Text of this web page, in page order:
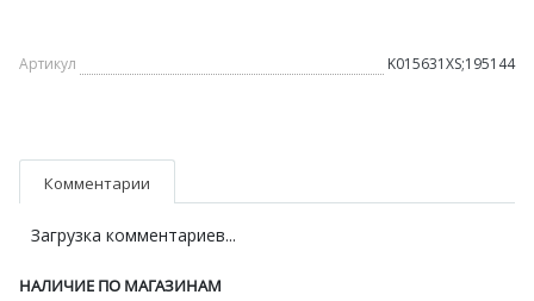
Артикул K015631XS;195144
Комментарии
Загрузка комментариев...
НАЛИЧИЕ ПО МАГАЗИНАМ